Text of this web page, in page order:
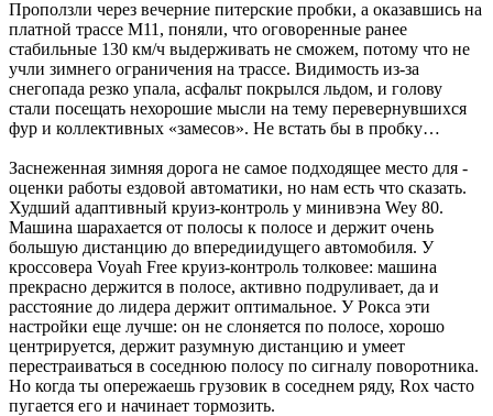
Проползли через вечерние питерские пробки, а оказавшись на
платной трассе М11, поняли, что оговоренные ­ранее
стабильные 130 км/ч выдерживать не сможем, потому что не
учли зимнего ограничения на трассе. Видимость из-за
снегопада резко упала, асфальт покрылся льдом, и голову
стали посещать нехорошие мысли на тему перевернувшихся
фур и коллективных «замесов». Не встать бы в пробку…
Заснеженная зимняя дорога не самое подходящее место для ­
оценки ­работы ездовой автоматики, но нам есть что сказать.
Худший адаптивный круиз-контроль у минивэна Wey 80.
Машина шарахается от полосы к полосе и держит очень
большую дистанцию до впередиидущего автомобиля. У
кроссовера Voyah Free круиз-контроль толковее: машина
прекрасно держится в полосе, активно подруливает, да и
расстояние до лидера держит оптимальное. У Рокса эти
настройки еще лучше: он не слоняется по полосе, хорошо
центрируется, держит разумную дистанцию и умеет
перестраиваться в соседнюю полосу по сигналу поворотника.
Но когда ты опережаешь грузовик в соседнем ряду, Rox часто
пугается его и начинает тормозить.